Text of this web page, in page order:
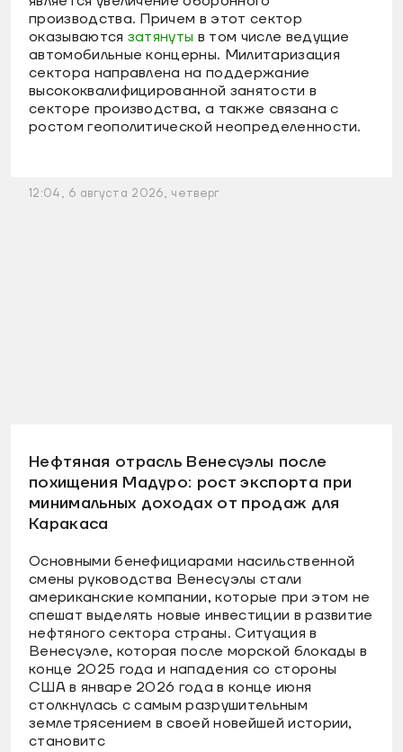
производства. Причем в этот сектор
оказываются затянуты в том числе ведущие
автомобильные концерны. Милитаризация
сектора направлена на поддержание
высококвалифицированной занятости в
секторе производства, а также связана с
ростом геополитической неопределенности.
12:04, 6 августа 2026, четверг
Нефтяная отрасль Венесуэлы после
похищения Мадуро: рост экспорта при
минимальных доходах от продаж для
Каракаса
Основными бенефициарами насильственной
смены руководства Венесуэлы стали
американские компании, которые при этом не
спешат выделять новые инвестиции в развитие
нефтяного сектора страны. Ситуация в
Венесуэле, которая после морской блокады в
конце 2025 года и нападения со стороны
США в январе 2026 года в конце июня
столкнулась с самым разрушительным
землетрясением в своей новейшей истории,
становитс